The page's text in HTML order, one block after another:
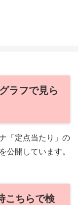
ラフで見ら
「定点当たり」の
公開しています。
こちらで検